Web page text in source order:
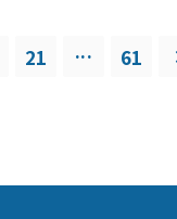
21 ... 61